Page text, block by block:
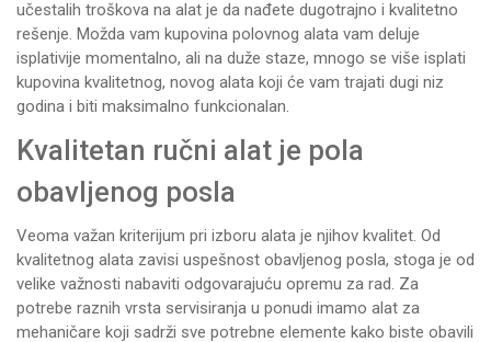
učestalih troškova na alat je da nađete dugotrajno i kvalitetno
rešenje. Možda vam kupovina polovnog alata vam deluje
isplativije momentalno, ali na duže staze, mnogo se više isplati
kupovina kvalitetnog, novog alata koji će vam trajati dugi niz
godina i biti maksimalno funkcionalan.
Kvalitetan ručni alat je pola
obavljenog posla
Veoma važan kriterijum pri izboru alata je njihov kvalitet. Od
kvalitetnog alata zavisi uspešnost obavljenog posla, stoga je od
velike važnosti nabaviti odgovarajuću opremu za rad. Za
potrebe raznih vrsta servisiranja u ponudi imamo alat za
mehaničare koji sadrži sve potrebne elemente kako biste obavili